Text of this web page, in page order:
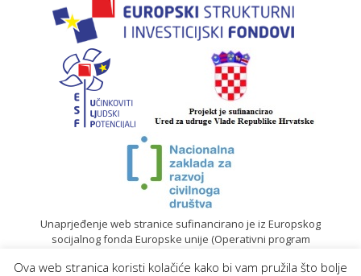
Unaprjeđenje web stranice sufinancirano je iz Europskog
socijalnog fonda Europske unije (Operativni program
Ova web stranica koristi kolačiće kako bi vam pružila što bolje